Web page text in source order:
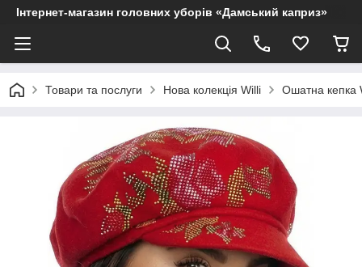
Інтернет-магазин головних уборів «Дамський каприз»
Товари та послуги Нова колекція Willi Ошатна кепка